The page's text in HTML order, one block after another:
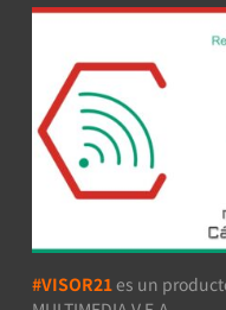
#VISOR21 es un